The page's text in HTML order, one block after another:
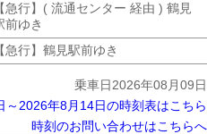
【急行】( 流通センター 経由 ) 鶴見
前ゆき
【急行】鶴見駅前ゆき
乗車日2026年08月09日
～2026年8月14日の時刻表はこちら
時刻のお問い合わせはこちらへ